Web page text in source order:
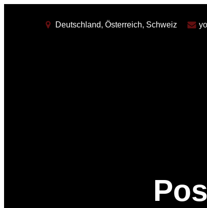
Deutschland, Österreich, Schweiz